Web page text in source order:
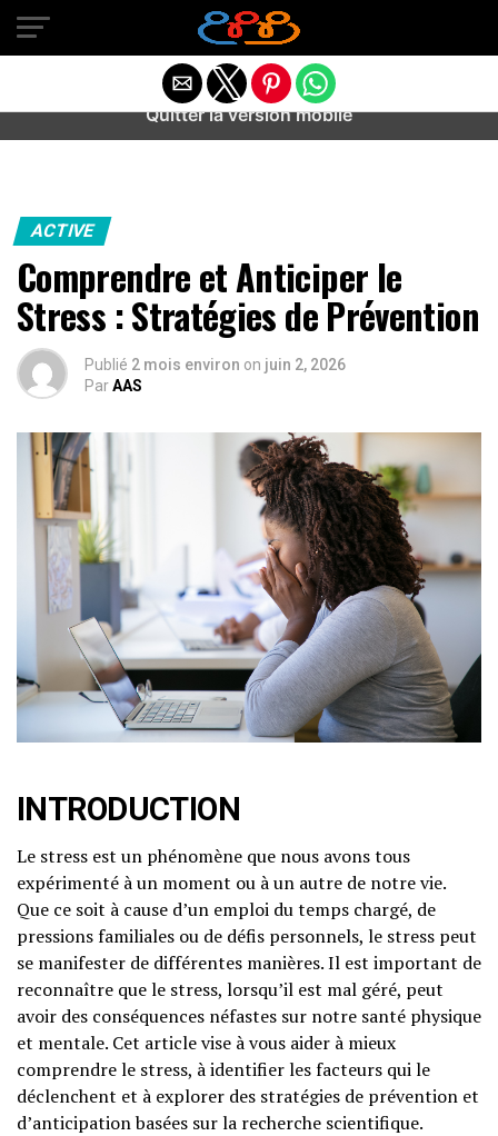
Warning
: preg_match(): Unknown modifier '/' in
/home/u589487443/domains/aideanxietestress.fr/
content/plugins/idev-post-views/includes/class-bots.php
ACTIVE
Comprendre et Anticiper le
Stress : Stratégies de Prévention
Publié 2 mois environ on juin 2, 2026
ParAAS
INTRODUCTION
Le stress est un phénomène que nous avons tous
expérimenté à un moment ou à un autre de notre vie.
Que ce soit à cause d’un emploi du temps chargé, de
pressions familiales ou de défis personnels, le stress peut
se manifester de différentes manières. Il est important de
reconnaître que le stress, lorsqu’il est mal géré, peut
avoir des conséquences néfastes sur notre santé physique
et mentale. Cet article vise à vous aider à mieux
comprendre le stress, à identifier les facteurs qui le
déclenchent et à explorer des stratégies de prévention et
d’anticipation basées sur la recherche scientifique.
Quitter la version mobile